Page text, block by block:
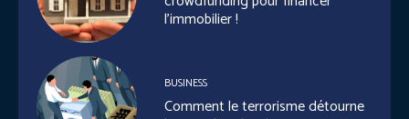
l’immobilier !
BUSINESS
Comment le terrorisme détourne